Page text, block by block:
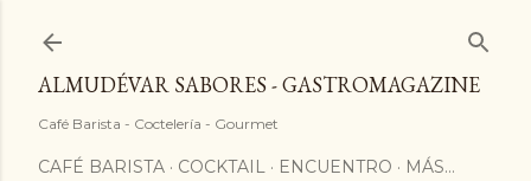
ALMUDÉVAR SABORES - GASTROMAGAZINE
Café Barista - Coctelería - Gourmet
CAFÉ BARISTA COCKTAIL ENCUENTRO MÁS…